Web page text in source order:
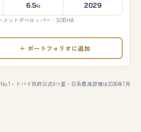
6.5% 2029
メントデベロッパー：SOBHA
＋ ポートフォリオに追加
・ドバイ政府公式4つ星・日系最高評価は2026年7月